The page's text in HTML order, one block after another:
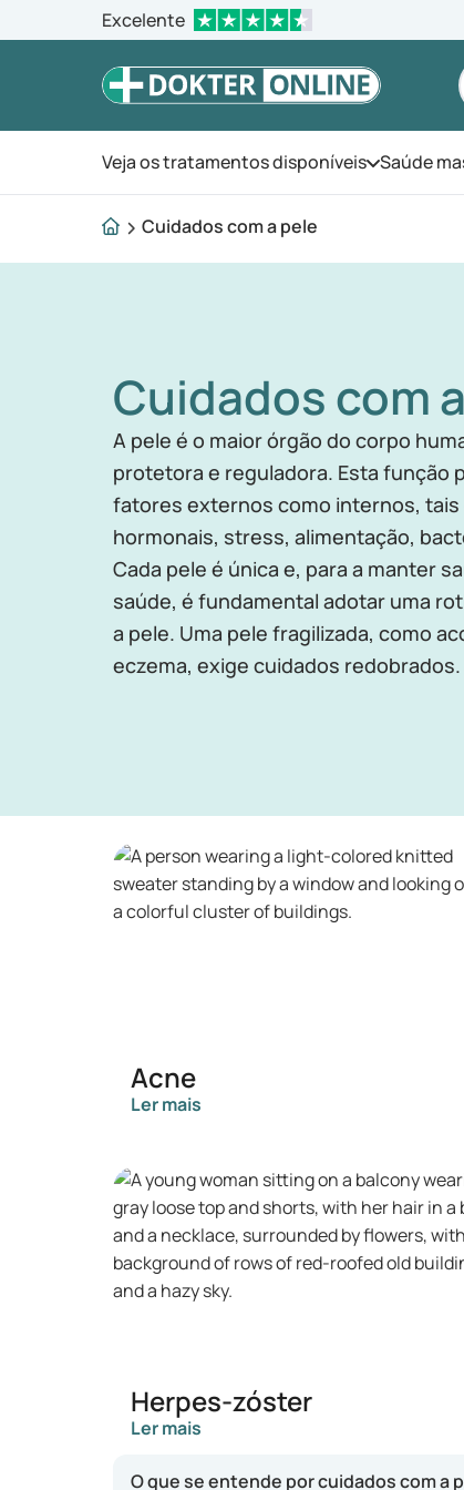
Excelente
Veja os tratamentos disponíveisAbra o
Saúde
Cuidados com a pele
Cuidados com
A pele é o maior órgão do corpo
protetora e reguladora. Esta função
fatores externos como internos, tais
hormonais, stress, alimentação,
Cada pele é única e, para a manter
saúde, é fundamental adotar uma
a pele. Uma pele fragilizada, como
eczema, exige cuidados redobrados.
Acne
Ler mais
Herpes-zóster
Ler mais
O que se entende por cuidados com a